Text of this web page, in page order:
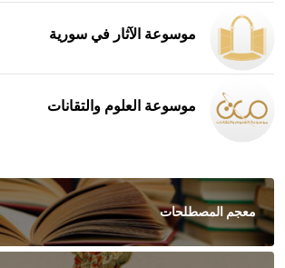
موسوعة الآثار في سورية
موسوعة العلوم والتقانات
معجم المصطلحات